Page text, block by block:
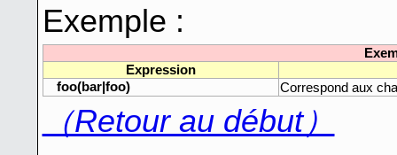
Exemple :
Expression
foo(bar|foo)
Correspond aux
（Retour au début）